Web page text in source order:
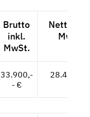
Brutto
inkl.
MwSt.
Netto
MwSt.
33.900,-
- €
28.487,--